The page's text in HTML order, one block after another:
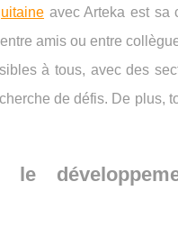
avec Arteka est sa
amis ou entre
à tous, avec des
de défis. De plus,
le